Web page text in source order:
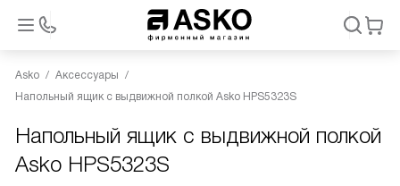
Asko
Аксессуары
Напольный ящик с выдвижной полкой Asko HPS5323S
Напольный ящик с выдвижной полкой
Asko HPS5323S